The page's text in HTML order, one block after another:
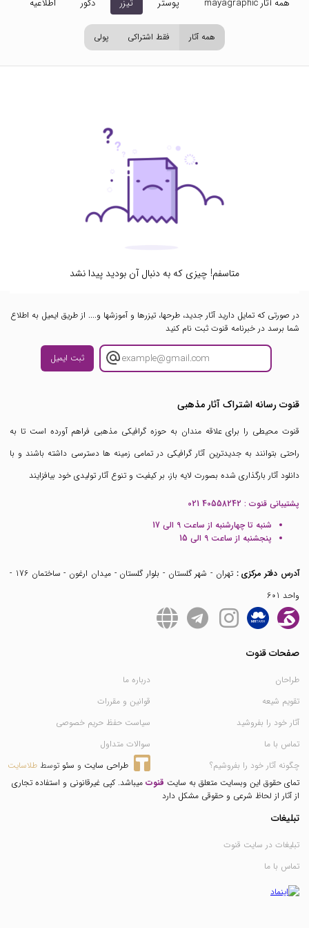
همه آثار mayagraphic پوستر تیزر دکور اطلاعیه
همه آثار فقط اشتراکی پولی
متاسفم! چیزی که به دنبال آن بودید پیدا نشد
در صورتی که تمایل دارید آثار جدید، طرحها، تیزرها و آموزشها و.... از طریق ایمیل به اطلاع
شما برسد در خبرنامه قنوت ثبت نام کنید
ثبت ایمیل
قنوت رسانه اشتراک آثار مذهبی
قنوت محیطی را برای علاقه مندان به حوزه گرافیکی مذهبی فراهم آورده است تا به
راحتی بتوانند به جدیدترین آثار گرافیکی در تمامی زمینه ها دسترسی داشته باشند و با
دانلود آثار بارگذاری شده بصورت لایه باز، بر کیفیت و تنوع آثار تولیدی خود بیافزایند
پشتیبانی قنوت : 021 40558242
شنبه تا چهارشنبه از ساعت 9 الی 17
پنجشنبه از ساعت 9 الی 15
آدرس دفتر مرکزی :
تهران - شهر گلستان - بلوار گلستان - میدان ارغون - ساختمان 176 -
واحد 601
صفحات قنوت
طراحان
تقویم شیعه
آثار خود را بفروشید
تماس با ما
چگونه آثار خود را بفروشیم؟
درباره ما
قوانین و مقررات
سیاست حفظ حریم خصوصی
سوالات متداول
طراحی سایت و سئو توسط طلاسایت
تمای حقوق این وبسایت متعلق به سایت قنوت میباشد. کپی غیرقانونی و استفاده تجاری
از آثار از لحاظ شرعی و حقوقی مشکل دارد
تبلیغات
تبلیغات در سایت قنوت
تماس با ما